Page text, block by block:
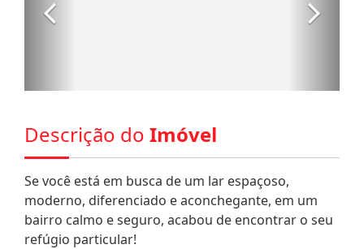
Descrição do Imóvel
Se você está em busca de um lar espaçoso,
moderno, diferenciado e aconchegante, em um
bairro calmo e seguro, acabou de encontrar o seu
refúgio particular!